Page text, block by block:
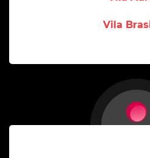
Vila